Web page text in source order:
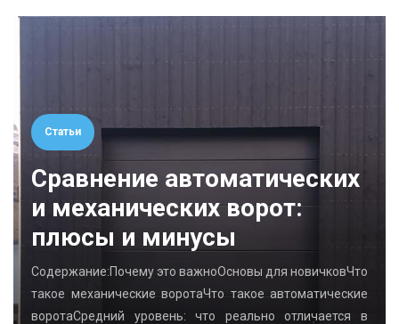
Статьи
Сравнение автоматических
и механических ворот:
плюсы и минусы
Содержание:Почему это важноОсновы для новичковЧто
такое механические воротаЧто такое автоматические
воротаСредний уровень: что реально отличается в